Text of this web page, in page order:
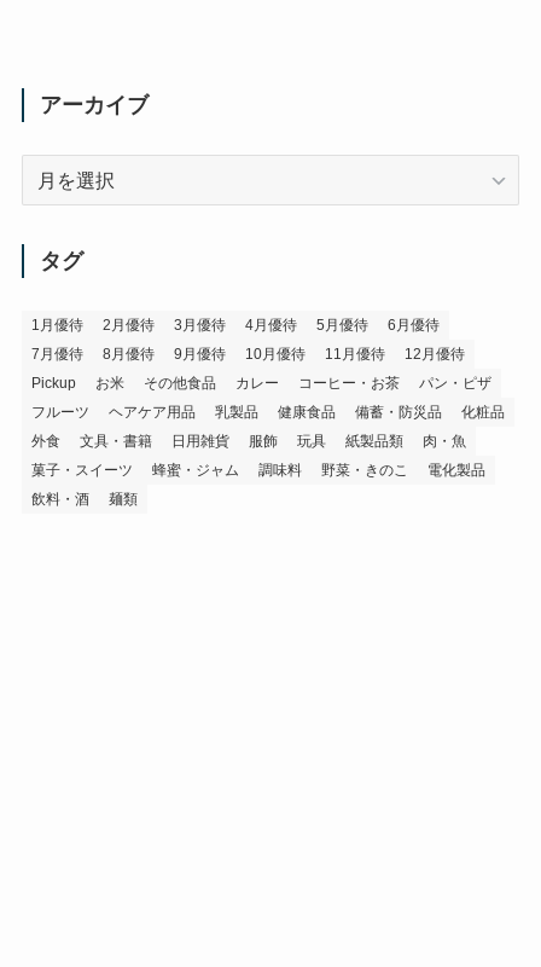
アーカイブ
タグ
1月優待 2月優待 3月優待 4月優待 5月優待
6月優待
7月優待
8月優待 9月優待 10月優待 11月優待
12月優待
Pickup
お米 その他食品 カレー コーヒー・お茶
パン・ピザ
フルーツ
ヘアケア用品 乳製品 健康食品 備蓄・防災品
化粧品
外食
文具・書籍 日用雑貨 服飾 玩具 紙製品類
肉・魚
菓子・スイーツ
蜂蜜・ジャム 調味料 野菜・きのこ
電化製品
飲料・酒
麺類